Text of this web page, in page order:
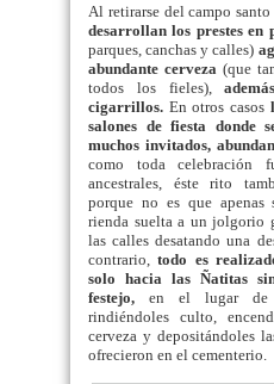
Al retirarse del campo santo
desarrollan los prestes en
parques, canchasy calles)
abundante cerveza (que
todos los fieles),
cigarrillos. En otros casos
salones de fiesta donde
muchos invitados,
como toda celebración
ancestrales, éste rito
porque no es que apenas
rienda suelta a un jolgorio
las calles desatando una
contrario,todo es
solo hacia las Ñatitas
festejo, en el lugar de
rindiéndoles culto,
cerveza y depositándoles
ofrecieron en el cementerio.